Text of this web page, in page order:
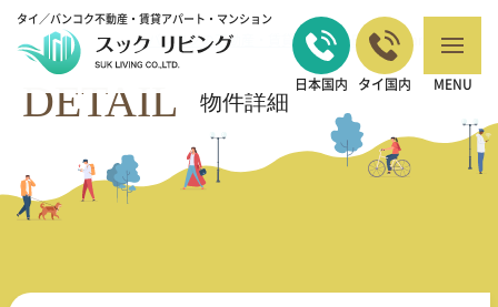
タイ／バンコク不動産・賃貸アパート・マンション
日本国内 タイ国内 MENU
バンコクの不動産・賃貸 TOP>2BED >Chanarat Place
DETAIL 物件詳細